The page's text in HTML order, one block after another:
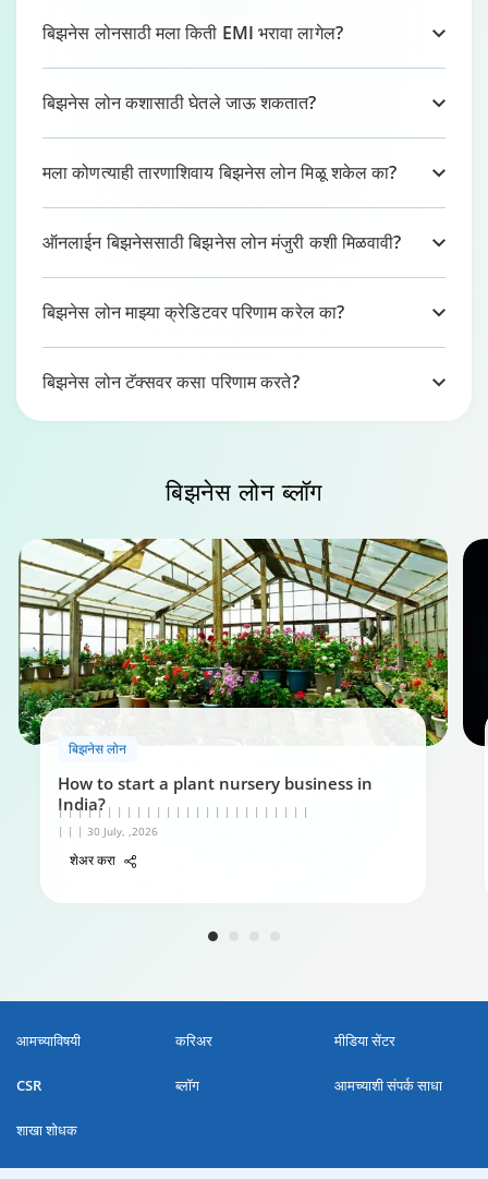
बिझनेस लोनसाठी मला किती EMI भरावा लागेल?
बिझनेस लोन कशासाठी घेतले जाऊ शकतात?
मला कोणत्याही तारणाशिवाय बिझनेस लोन मिळू शकेल का?
ऑनलाईन बिझनेससाठी बिझनेस लोन मंजुरी कशी मिळवावी?
बिझनेस लोन माझ्या क्रेडिटवर परिणाम करेल का?
बिझनेस लोन टॅक्सवर कसा परिणाम करते?
बिझनेस लोनब्लॉग
बिझनेस लोन
How to start a plant nursery business in
India?
| | | | | | | | | | | | | | | | | | | | | | | | | |
| | | 30 July, ,2026
शेअर करा
आमच्याविषयी करिअर मीडिया सेंटर
CSR ब्लॉग आमच्याशी संपर्क साधा
शाखा शोधक